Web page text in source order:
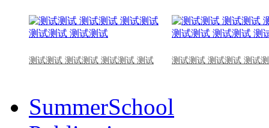
测试测试 测试测试 测试测试 测试 测试测试 测试测试 测试
SummerSchool